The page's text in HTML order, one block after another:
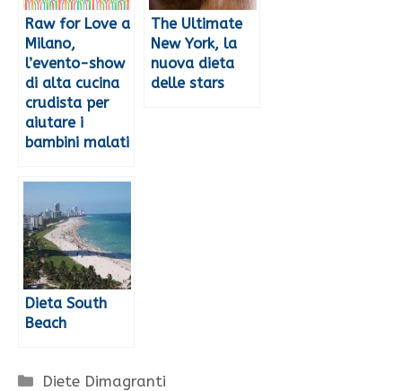
Raw for Love a
Milano,
l’evento-show
di alta cucina
crudista per
aiutare i
bambini malati
The Ultimate
New York, la
nuova dieta
delle stars
Dieta South
Beach
Categorie
Diete Dimagranti